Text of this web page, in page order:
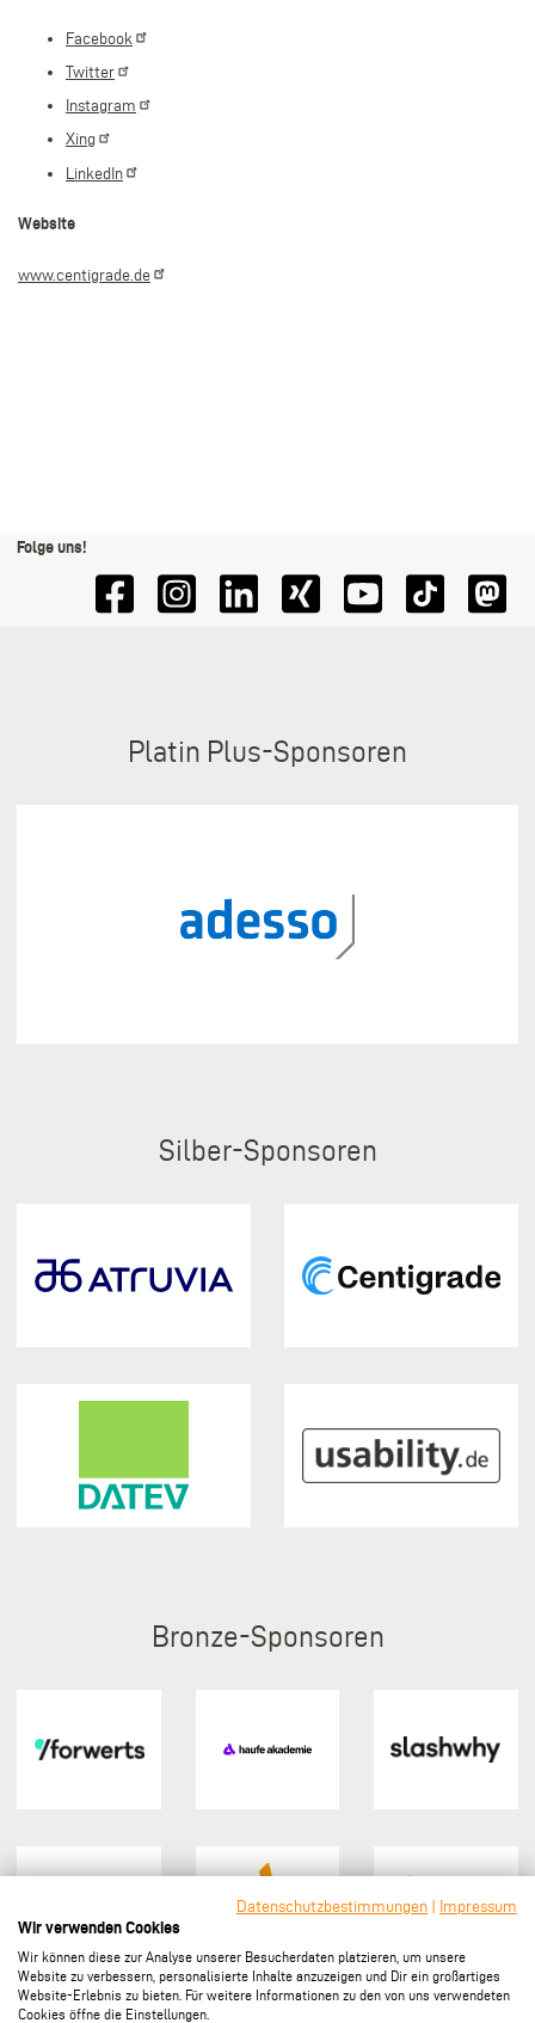
Facebook
Twitter
Instagram
Xing
LinkedIn
Website
www.centigrade.de
Folge uns!
Silber
Bronze
Platin Plus
Datenschutzbestimmungen
Impressum
Wir verwenden Cookies
Wir können diese zur Analyse unserer Besucherdaten platzieren, um unsere
Website zu verbessern, personalisierte Inhalte anzuzeigen und Dir ein großartiges
Website-Erlebnis zu bieten. Für weitere Informationen zu den von uns verwendeten
Cookies öffne die Einstellungen.